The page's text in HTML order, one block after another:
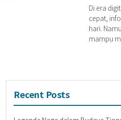
Di era
cepat,
hari.
mampu
Recent Posts